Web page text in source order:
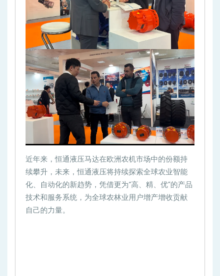
近年来，恒通液压马达在欧洲农机市场中的份额持
续攀升，未来，恒通液压将持续探索全球农业智能
化、自动化的新趋势，凭借更为“高、精、优”的产品
技术和服务系统，为全球农林业用户增产增收贡献
自己的力量。